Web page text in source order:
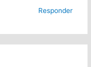
Responder